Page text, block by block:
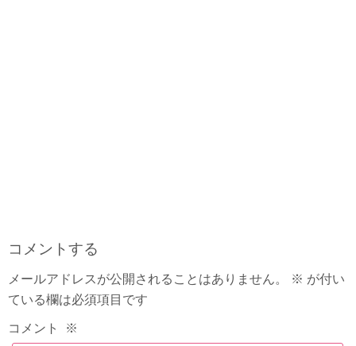
コメントする
メールアドレスが公開されることはありません。 ※ が付い
ている欄は必須項目です
コメント ※